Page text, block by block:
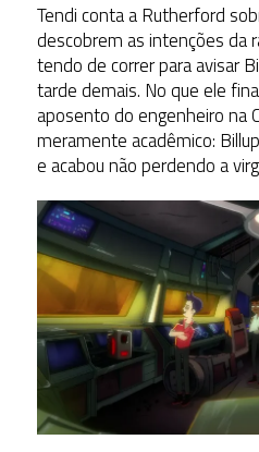
Tendi conta a Rutherford
descobrem as intenções da
tendo de correr para avisar
tarde demais. No que ele
aposento do engenheiro na
meramente acadêmico:
e acabou não perdendo a